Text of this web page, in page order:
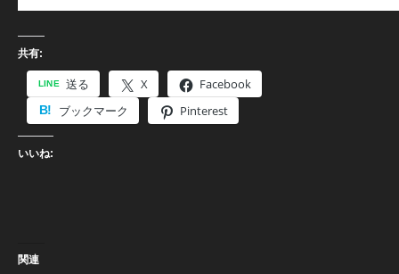
共有:
送る X
Facebook
ブックマーク
Pinterest
いいね:
関連